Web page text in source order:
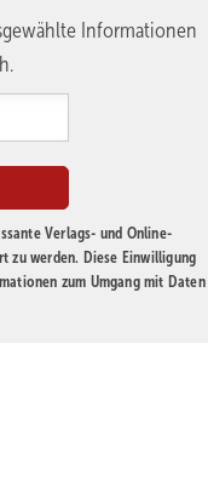
Informationen
Verlags- und Online-
zu werden. Diese Einwilligung
zum Umgang mit Daten